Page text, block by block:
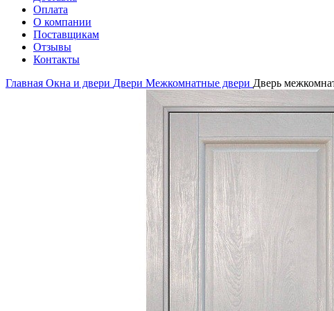
Оплата
О компании
Поставщикам
Отзывы
Контакты
Главная Окна и двери Двери Межкомнатные двери Дверь